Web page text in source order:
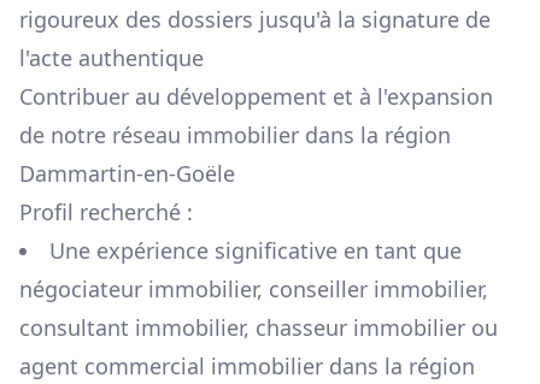
rigoureux des dossiers jusqu'à la signature de
l'acte authentique
Contribuer au développement et à l'expansion
de notre réseau immobilier dans la région
Dammartin-en-Goële
Profil recherché :
Une expérience significative en tant que
négociateur immobilier, conseiller immobilier,
consultant immobilier, chasseur immobilier ou
agent commercial immobilier dans la région